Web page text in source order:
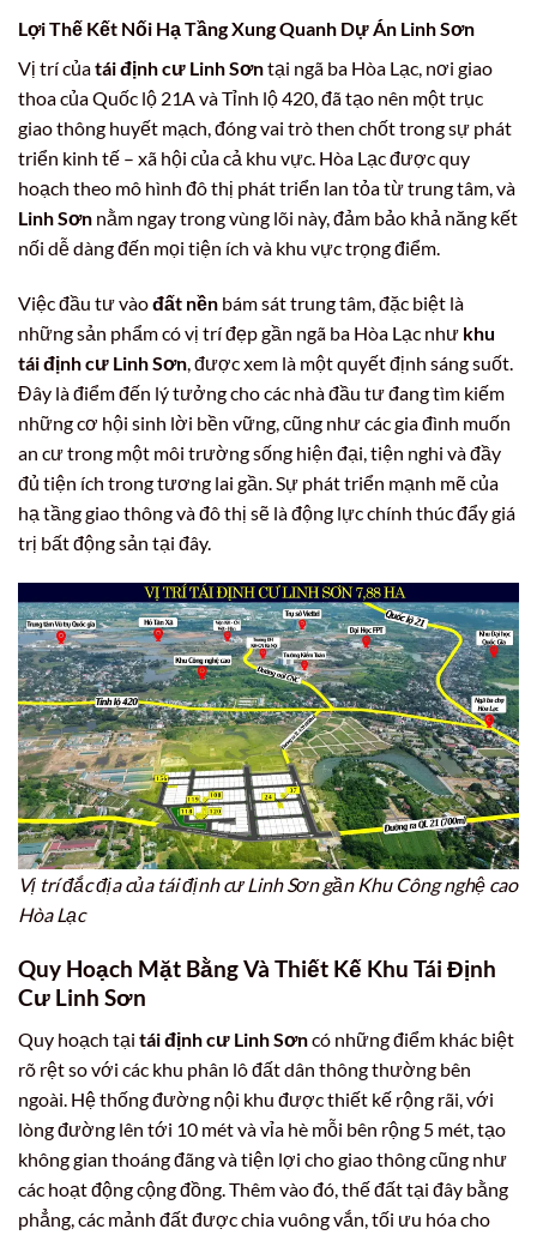
Lợi Thế Kết Nối Hạ Tầng Xung Quanh Dự Án Linh Sơn
Vị trí củatái định cư Linh Sơntại ngã ba Hòa Lạc, nơi giao
thoa của Quốc lộ 21A và Tỉnh lộ 420, đã tạo nên một trục
giao thông huyết mạch, đóng vai trò then chốt trong sự phát
triển kinh tế – xã hội của cả khu vực. Hòa Lạc được quy
hoạch theo mô hình đô thị phát triển lan tỏa từ trung tâm, và
Linh Sơn nằm ngay trong vùng lõi này, đảm bảo khả năng kết
nối dễ dàng đến mọi tiện ích và khu vực trọng điểm.
Việc đầu tư vàođất nền bám sát trung tâm, đặc biệt là
những sản phẩm có vị trí đẹp gần ngã ba Hòa Lạc như khu
tái định cư Linh Sơn, được xem là một quyết định sáng suốt.
Đây là điểm đến lý tưởng cho các nhà đầu tư đang tìm kiếm
những cơ hội sinh lời bền vững, cũng như các gia đình muốn
an cư trong một môi trường sống hiện đại, tiện nghi và đầy
đủ tiện ích trong tương lai gần. Sự phát triển mạnh mẽ của
hạ tầng giao thông và đô thị sẽ là động lực chính thúc đẩy giá
trị bất động sản tại đây.
Vị trí đắc địa của tái định cư Linh Sơn gần Khu Công nghệ cao
Hòa Lạc
Quy Hoạch Mặt Bằng Và Thiết Kế Khu Tái Định
Cư Linh Sơn
Quy hoạch tại tái định cư Linh Sơncó những điểm khác biệt
rõ rệt so với các khu phân lô đất dân thông thường bên
ngoài. Hệ thống đường nội khu được thiết kế rộng rãi, với
lòng đường lên tới 10 mét và vỉa hè mỗi bên rộng 5 mét, tạo
không gian thoáng đãng và tiện lợi cho giao thông cũng như
các hoạt động cộng đồng. Thêm vào đó, thế đất tại đây bằng
phẳng, các mảnh đất được chia vuông vắn, tối ưu hóa cho